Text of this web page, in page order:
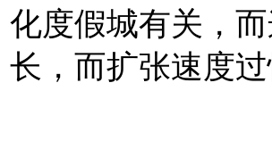
化度假城有关，
长，而扩张速度